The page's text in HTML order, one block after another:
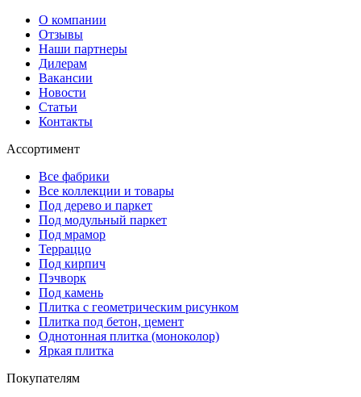
О компании
Отзывы
Наши партнеры
Дилерам
Вакансии
Новости
Статьи
Контакты
Ассортимент
Все фабрики
Все коллекции и товары
Под дерево и паркет
Под модульный паркет
Под мрамор
Терраццо
Под кирпич
Пэчворк
Под камень
Плитка с геометрическим рисунком
Плитка под бетон, цемент
Однотонная плитка (моноколор)
Яркая плитка
Покупателям